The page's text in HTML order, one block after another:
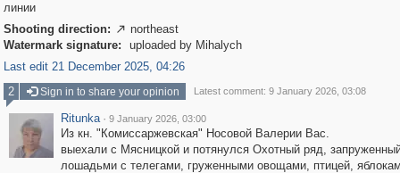
линии
Shooting direction:  northeast
Watermark signature:
uploaded by Mihalych
Last edit 21 December 2025, 04:26
2
Sign in to share your opinion Latest comment: 9 January 2026, 03:08
Ritunka · 9 January 2026, 03:00
Из кн. "Комиссаржевская" Носовой Валерии Вас.
выехали с Мясницкой и потянулся Охотный ряд,
лошадьми с телегами, груженными овощами, птицей,